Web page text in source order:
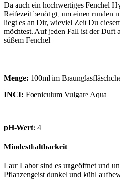
Da auch ein hochwertiges Fenchel
Reifezeit benötigt, um einen runden
liegt es an Dir, wieviel Zeit Du
möchtest. Auf jeden Fall ist der Duft
süßem Fenchel.
Menge: 100ml im
INCI: Foeniculum Vulgare Aqua
pH-Wert: 4
Mindesthaltbarkeit
Laut Labor sind es ungeöffnet und
Pflanzengeist dunkel und kühl